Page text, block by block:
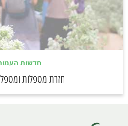
חדשות
חזרת מטפלות